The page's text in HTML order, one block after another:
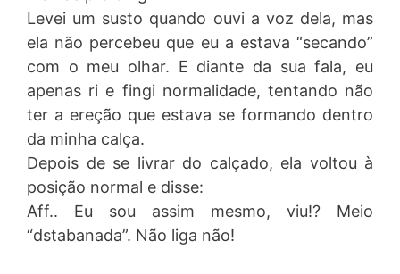
Levei um susto quando ouvi a voz dela, mas
ela não percebeu que eu a estava “secando”
com o meu olhar. E diante da sua fala, eu
apenas ri e fingi normalidade, tentando não
ter a ereção que estava se formando dentro
da minha calça.
Depois de se livrar do calçado, ela voltou à
posição normal e disse:
Aff.. Eu sou assim mesmo, viu!? Meio
“dstabanada”. Não liga não!